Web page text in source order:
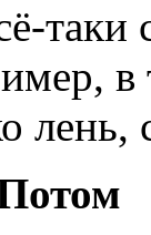
таки
в